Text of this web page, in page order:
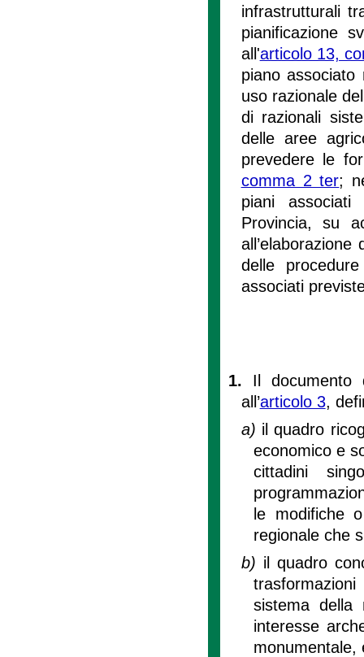
infrastrutturali
pianificazione
all'articolo 13,
piano
uso razionale
di razionali
delle aree
prevedere le
comma 2 ter;
piani
Provincia, su
delle
associati
1. Il documento
all’articolo 3,
a) il quadro
economico e
cittadini
le modifiche
regionale che
b) il quadro
sistema
interesse
monumentale,